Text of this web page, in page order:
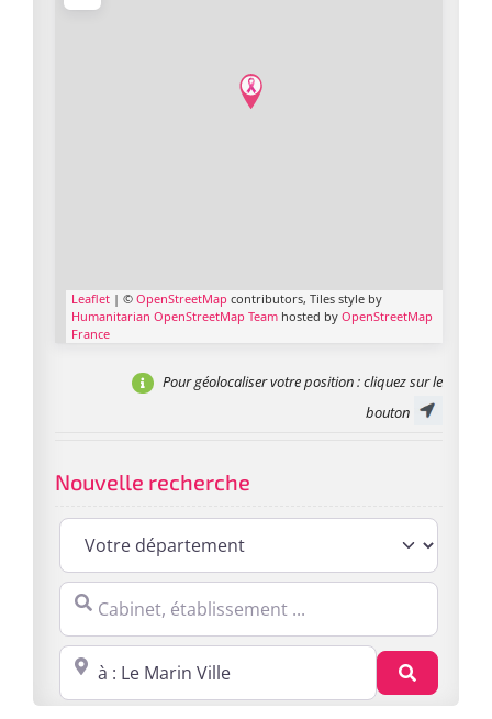
Leaflet | © OpenStreetMap contributors, Tiles style by
Humanitarian OpenStreetMap Team hosted by OpenStreetMap
France
Pour géolocaliser votre position: cliquez sur le
bouton
Nouvelle recherche
Cabinet, établissement ...
Proche de : ville, cp, lieu ...